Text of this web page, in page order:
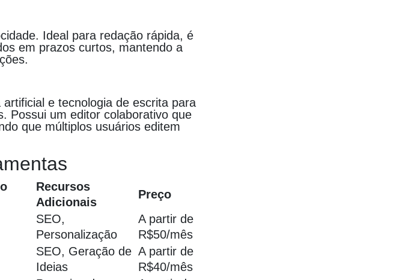
Ideal para redação rápida, é
em prazos curtos, mantendo a
e tecnologia de escrita para
Possui um editor colaborativo que
que múltiplos usuários editem
Recursos
Adicionais
Preço
SEO,
Personalização
A partir de
R$50/mês
SEO, Geração de
Ideias
A partir de
R$40/mês